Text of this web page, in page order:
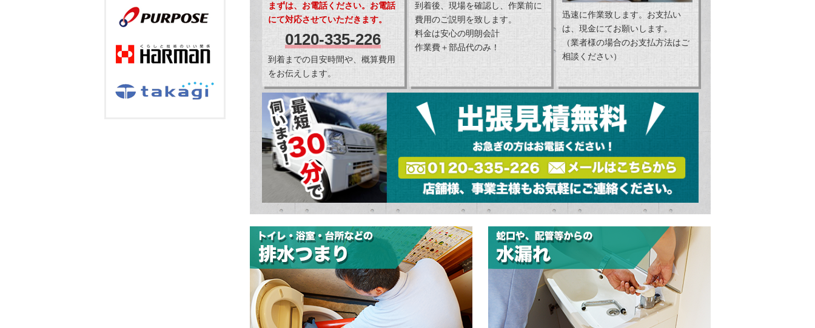
まずは、お電話ください。お電話
にて対応させていただきます。
0120-335-226
到着までの目安時間や、概算費用
をお伝えします。
到着後、現場を確認し、作業前に
費用のご説明を致します。
料金は安心の明朗会計
作業費＋部品代のみ！
迅速に作業致します。お支払い
は、現金にてお願いします。
（業者様の場合のお支払方法はご
相談ください）